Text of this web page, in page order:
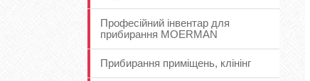
Професійний інвентар для
прибирання MOERMAN
Прибирання приміщень, клінінг